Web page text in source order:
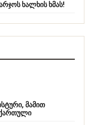
ხალხის ხმას!
მამით